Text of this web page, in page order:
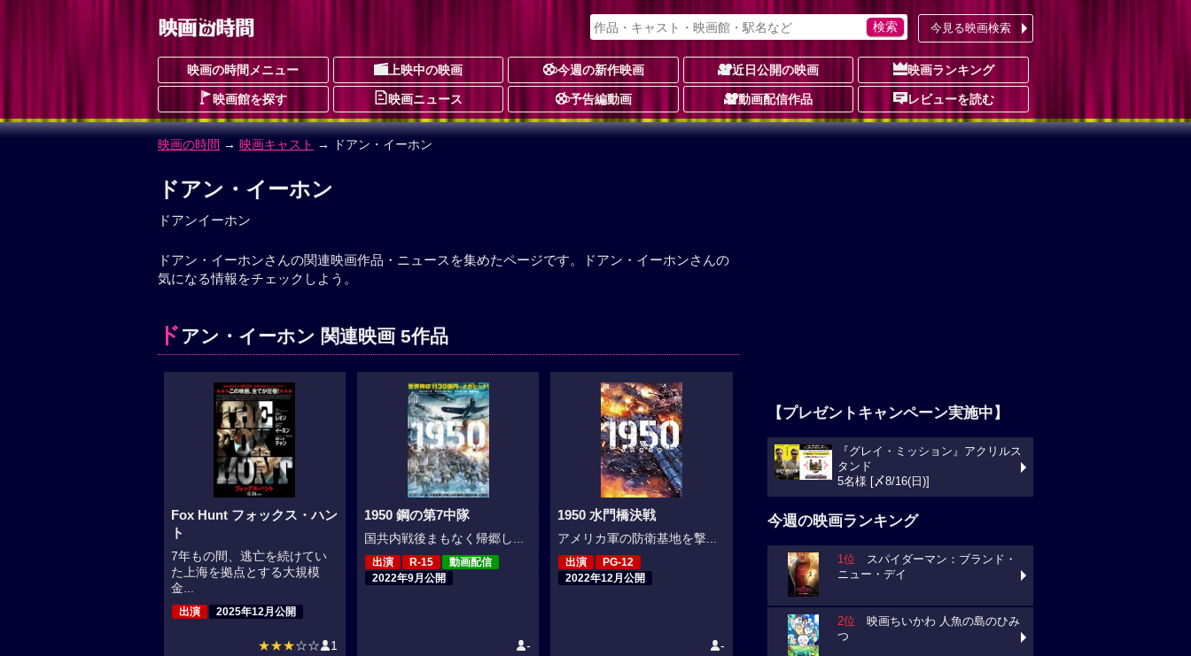
今見る映画検索
映画の時間メニュー 上映中の映画 今週の新作映画 近日公開の映画 映画ランキング
映画館を探す 映画ニュース 予告編動画 動画配信作品 レビューを読む
映画の時間 → 映画キャスト → ドアン・イーホン
ドアン・イーホン
ドアンイーホン
ドアン・イーホンさんの関連映画作品・ニュースを集めたページです。ドアン・イーホンさんの
気になる情報をチェックしよう。
ド アン・イーホン 関連映画 5作品
Fox Hunt フォックス・ハン
ト
7年もの間、逃亡を続けてい
た上海を拠点とする大規模
金...
出演 2025年12月公開
★★★☆☆ 1
1950 鋼の第7中隊
国共内戦後まもなく帰郷し...
出演 R-15
動画配信
2022年9月公開
-
1950 水門橋決戦
アメリカ軍の防衛基地を撃...
出演
PG-12
2022年12月公開
-
【プレゼントキャンペーン実施中】
『グレイ・ミッション』アクリルス
タンド
5名様 [〆8/16(日)]
今週の映画ランキング
1位 スパイダーマン：ブランド・
ニュー・デイ
2位 映画ちいかわ 人魚の島のひみ
つ